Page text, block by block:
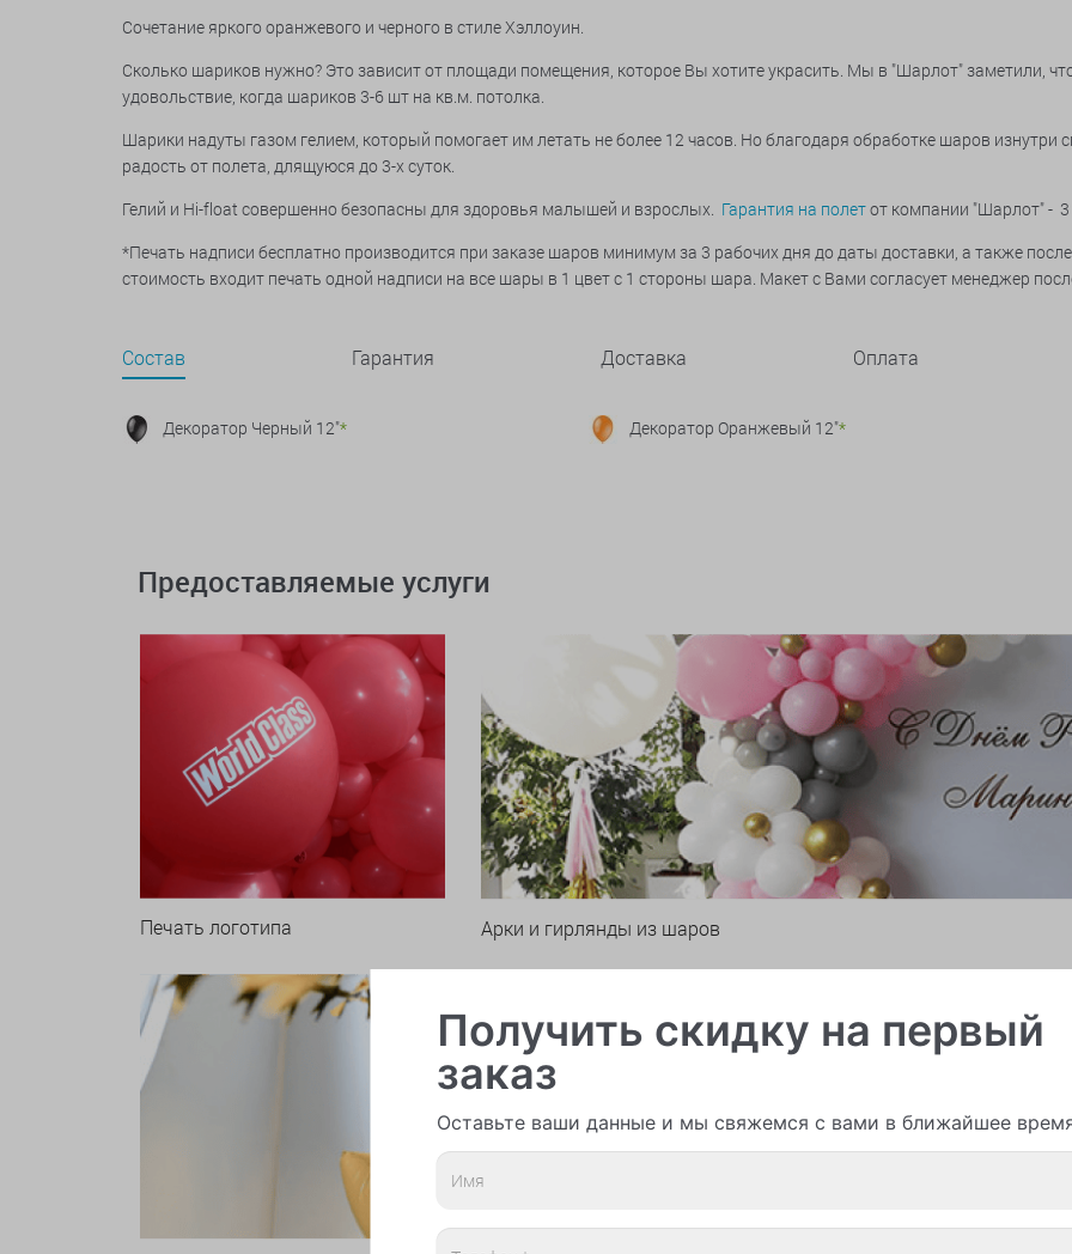
Сочетание яркого оранжевого и черного в стиле Хэллоуин.
Сколько шариков нужно? Это зависит от площади помещения, которое Вы хотите украсить. Мы в "Шарлот" заметили,
удовольствие, когда шариков 3-6 шт на кв.м. потолка.
Шарики надуты газом гелием, который помогает им летать не более 12 часов. Но благодаря обработке шаров
радость от полета, длящуюся до 3-х суток.
Гелий и Hi-float совершенно безопасны для здоровья малышей и взрослых. Гарантия на полетот компании "Шарлот" -
*Печать надписи бесплатно производится при заказе шаров минимум за 3 рабочих дня до даты доставки, а также
стоимость входит печать одной надписи на все шары в 1 цвет с 1 стороны шара. Макет с Вами согласует менеджер
Состав Гарантия Доставка Оплата
Декоратор Черный 12"* Декоратор Оранжевый 12"*
Предоставляемые услуги
Печать логотипа Арки и гирлянды из шаров
Получить скидку на первый
заказ
Оставьте ваши данные и мы свяжемся с вами в ближайшее